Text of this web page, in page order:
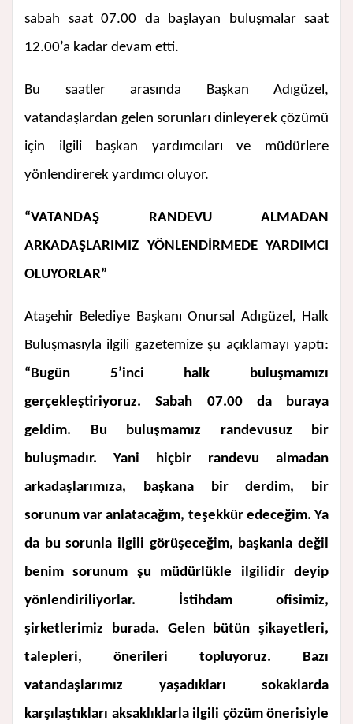
sabah saat 07.00 da başlayan buluşmalar saat
12.00’a kadar devam etti.
Bu saatler arasında Başkan Adıgüzel,
vatandaşlardan gelen sorunları dinleyerek çözümü
için ilgili başkan yardımcıları ve müdürlere
yönlendirerek yardımcı oluyor.
“VATANDAŞ RANDEVU ALMADAN
ARKADAŞLARIMIZ YÖNLENDİRMEDE YARDIMCI
OLUYORLAR”
Ataşehir Belediye Başkanı Onursal Adıgüzel, Halk
Buluşmasıyla ilgili gazetemize şu açıklamayı yaptı:
“Bugün 5’inci halk buluşmamızı
gerçekleştiriyoruz. Sabah 07.00 da buraya
geldim. Bu buluşmamız randevusuz bir
buluşmadır. Yani hiçbir randevu almadan
arkadaşlarımıza, başkana bir derdim, bir
sorunum var anlatacağım, teşekkür edeceğim. Ya
da bu sorunla ilgili görüşeceğim, başkanla değil
benim sorunum şu müdürlükle ilgilidir deyip
yönlendiriliyorlar. İstihdam ofisimiz,
şirketlerimiz burada. Gelen bütün şikayetleri,
talepleri, önerileri topluyoruz. Bazı
vatandaşlarımız yaşadıkları sokaklarda
karşılaştıkları aksaklıklarla ilgili çözüm önerisiyle